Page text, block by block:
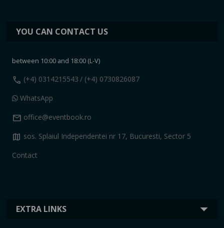
EXTRA LINKS
YOU CAN CONTACT US
between 10:00 and 18:00 (L-V)
call (+4) 0314215543 / (+4) 0730826087
WhatsApp
mail office@eventbook.ro
map sos. Splaiul Independentei nr 17, Bucuresti, Sector 5
Contact